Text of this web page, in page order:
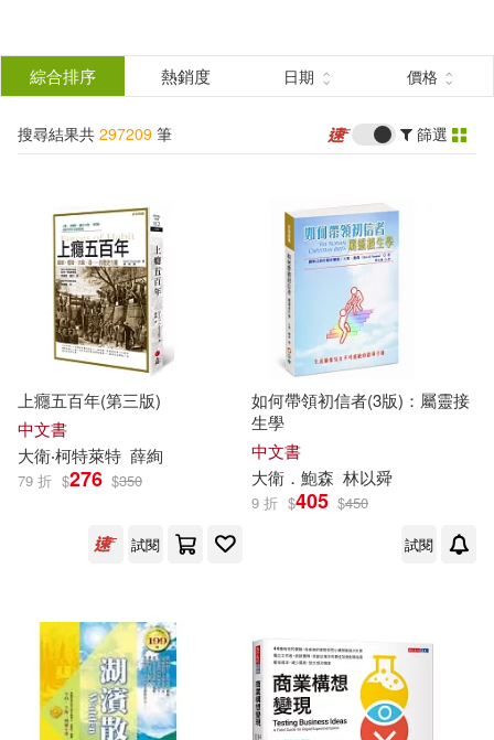
結
分類 (單選)
所有商品(297209)
圖書(185461) 影音(12782)
雜誌(7154)
美妝(1741)
家居生活(12439) 美食(1933)
3C(3138) 家電(2700)
保健(1812) 設計文具(4004)
無印良品(204)
日用清潔(1757)
作者 (可複選)
百官網公職師資群(1125)
笑江南(566)
本書編寫組(497)
本書編委會(324)
根華編輯部(219) HA(217)
展開
出版社 (可複選)
悅文社(3253)
綜合排序 熱銷度 日期 價格
搜尋結果共 297209 筆 篩選
上癮五百年(第三版)
中文書
大衛‧柯特萊特 薛絢
79 折 $276 $350
試閱
如何帶領初信者(3版)：屬靈接
生學
中文書
大衛 ．鮑森 林以舜
9 折 $405 $450
試閱